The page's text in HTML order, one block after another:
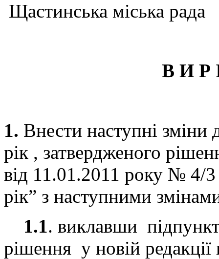
Щастинська міська рада
В И Р
1. Внести наступні
рік , затвердженого
від 11.01.2011 року № 4/
рік” з наступними
1.1. виклавши
рішення у новій редакції